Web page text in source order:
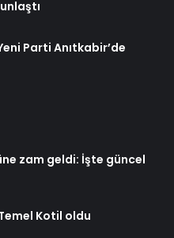
Parti Anıtkabir’de
zam geldi: İşte güncel
Temel Kotil oldu